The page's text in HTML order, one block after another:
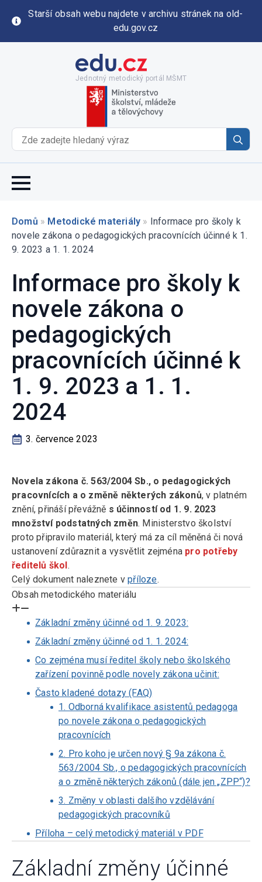
Starší obsah webu najdete v archivu stránek na old-
edu.gov.cz
Jednotný metodický portál MŠMT
for:
Domů » Metodické materiály » Informace pro školy k
novele zákona o pedagogických pracovnících účinné k 1.
9. 2023 a 1. 1. 2024
Informace pro školy k
novele zákona o
pedagogických
pracovnících účinné k
1. 9. 2023 a 1. 1.
2024
3. července 2023
Novela zákona č. 563/2004 Sb., o pedagogických
pracovnících a o změně některých zákonů, v platném
znění, přináší převážně s účinností od 1. 9. 2023
množství podstatných změn. Ministerstvo školství
proto připravilo materiál, který má za cíl měněná či nová
ustanovení zdůraznit a vysvětlit zejména pro potřeby
ředitelů škol.
Celý dokument naleznete vpříloze.
Obsah metodického materiálu
Základní změny účinné od 1. 9. 2023:
Základní změny účinné od 1. 1. 2024:
Co zejména musí ředitel školy nebo školského
zařízení povinně podle novely zákona učinit:
Často kladené dotazy (FAQ)
1. Odborná kvalifikace asistentů pedagoga
po novele zákona o pedagogických
pracovnících
2. Pro koho je určen nový § 9a zákona č.
563/2004 Sb., o pedagogických pracovnících
a o změně některých zákonů (dále jen „ZPP“)?
3. Změny v oblasti dalšího vzdělávání
pedagogických pracovníků
Příloha – celý metodický materiál v PDF
Základní změny účinné